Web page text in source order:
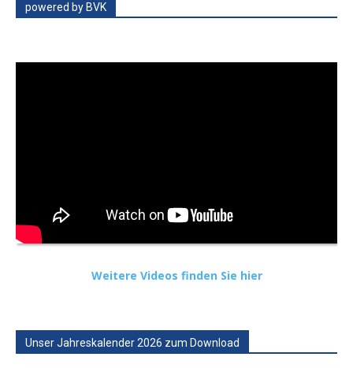
powered by BVK
Weitere Videos finden Sie hier
Unser Jahreskalender 2026 zum Download